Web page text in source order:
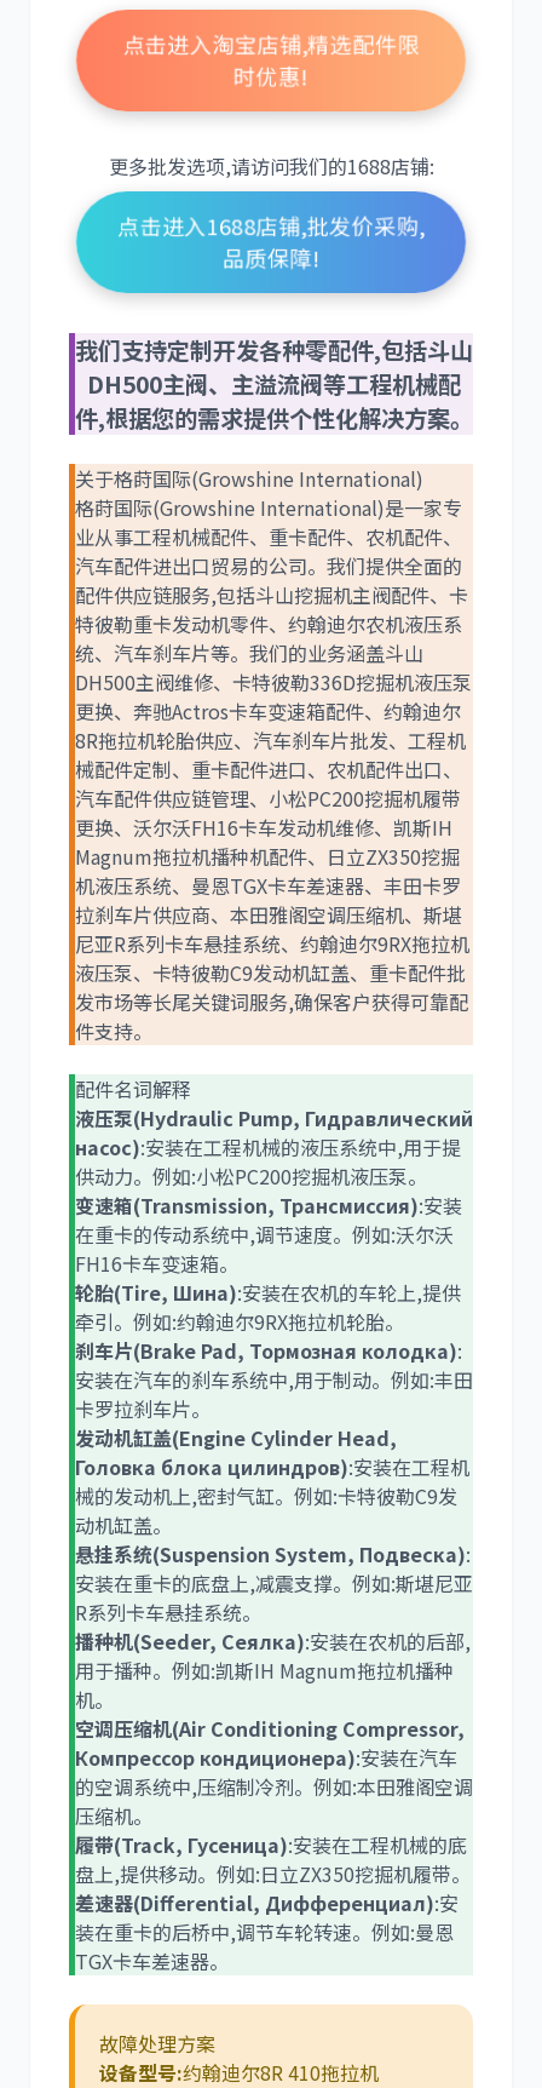
卡尔玛 杰西博
大宇 丰田
约翰迪尔 徐工
利勃海尔 凯斯
山猫 上柴
潍柴 川崎
点击进入淘宝店铺,精选配件限
时优惠!
更多批发选项,请访问我们的1688店铺:
点击进入1688店铺,批发价采购,
品质保障!
我们支持定制开发各种零配件,包括斗山
DH500主阀、主溢流阀等工程机械配
件,根据您的需求提供个性化解决方案。
关于格莳国际(Growshine International)
格莳国际(Growshine International)是一家专
业从事工程机械配件、重卡配件、农机配件、
汽车配件进出口贸易的公司。我们提供全面的
配件供应链服务,包括斗山挖掘机主阀配件、卡
特彼勒重卡发动机零件、约翰迪尔农机液压系
统、汽车刹车片等。我们的业务涵盖斗山
DH500主阀维修、卡特彼勒336D挖掘机液压泵
更换、奔驰Actros卡车变速箱配件、约翰迪尔
8R拖拉机轮胎供应、汽车刹车片批发、工程机
械配件定制、重卡配件进口、农机配件出口、
汽车配件供应链管理、小松PC200挖掘机履带
更换、沃尔沃FH16卡车发动机维修、凯斯IH
Magnum拖拉机播种机配件、日立ZX350挖掘
机液压系统、曼恩TGX卡车差速器、丰田卡罗
拉刹车片供应商、本田雅阁空调压缩机、斯堪
尼亚R系列卡车悬挂系统、约翰迪尔9RX拖拉机
液压泵、卡特彼勒C9发动机缸盖、重卡配件批
发市场等长尾关键词服务,确保客户获得可靠配
件支持。
配件名词解释
液压泵(Hydraulic Pump, Гидравлический
насос):安装在工程机械的液压系统中,用于提
供动力。例如:小松PC200挖掘机液压泵。
变速箱(Transmission, Трансмиссия):安装
在重卡的传动系统中,调节速度。例如:沃尔沃
FH16卡车变速箱。
轮胎(Tire, Шина):安装在农机的车轮上,提供
牵引。例如:约翰迪尔9RX拖拉机轮胎。
刹车片(Brake Pad, Тормозная колодка):
安装在汽车的刹车系统中,用于制动。例如:丰田
卡罗拉刹车片。
发动机缸盖(Engine Cylinder Head,
Головка блока цилиндров):安装在工程机
械的发动机上,密封气缸。例如:卡特彼勒C9发
动机缸盖。
悬挂系统(Suspension System, Подвеска):
安装在重卡的底盘上,减震支撑。例如:斯堪尼亚
R系列卡车悬挂系统。
播种机(Seeder, Сеялка):安装在农机的后部,
用于播种。例如:凯斯IH Magnum拖拉机播种
机。
空调压缩机(Air Conditioning Compressor,
Компрессор кондиционера):安装在汽车
的空调系统中,压缩制冷剂。例如:本田雅阁空调
压缩机。
履带(Track, Гусеница):安装在工程机械的底
盘上,提供移动。例如:日立ZX350挖掘机履带。
差速器(Differential, Дифференциал):安
装在重卡的后桥中,调节车轮转速。例如:曼恩
TGX卡车差速器。
故障处理方案
设备型号:约翰迪尔8R 410拖拉机